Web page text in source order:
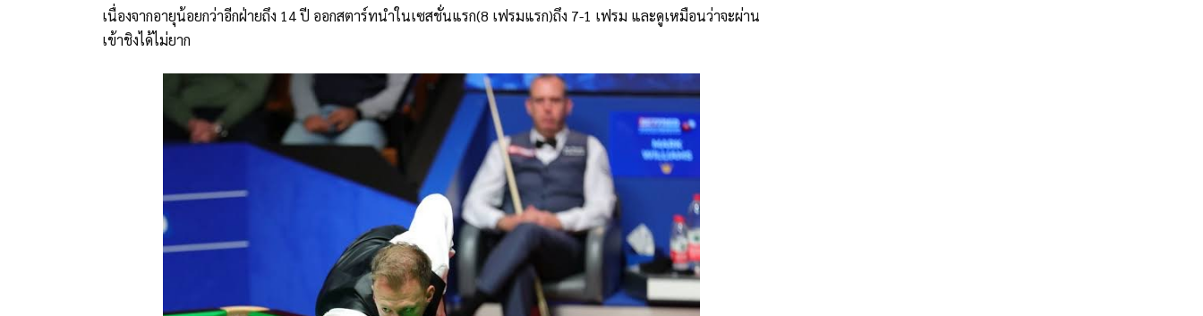
เนื่องจากอายุน้อยกว่าอีกฝ่ายถึง 14 ปี ออกสตาร์ทนำในเซสชั่นแรก(8 เฟรมแรก)ถึง 7-1 เฟรม และดูเหมือนว่าจะผ่าน
เข้าชิงได้ไม่ยาก